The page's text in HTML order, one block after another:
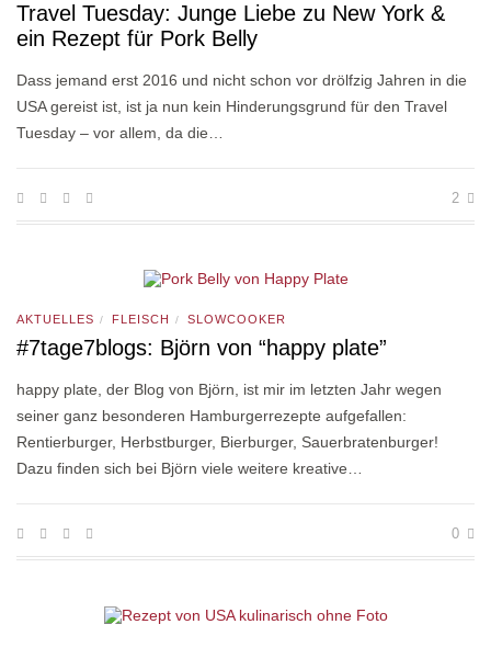
Travel Tuesday: Junge Liebe zu New York &
ein Rezept für Pork Belly
Dass jemand erst 2016 und nicht schon vor drölfzig Jahren in die
USA gereist ist, ist ja nun kein Hinderungsgrund für den Travel
Tuesday – vor allem, da die…
2
AKTUELLES / FLEISCH / SLOWCOOKER
#7tage7blogs: Björn von “happy plate”
happy plate, der Blog von Björn, ist mir im letzten Jahr wegen
seiner ganz besonderen Hamburgerrezepte aufgefallen:
Rentierburger, Herbstburger, Bierburger, Sauerbratenburger!
Dazu finden sich bei Björn viele weitere kreative…
0